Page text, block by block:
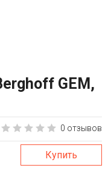
GEM,
0 отзывов
Купить